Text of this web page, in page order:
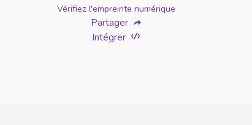
Vérifiez l'empreinte numérique
Partager
Intégrer